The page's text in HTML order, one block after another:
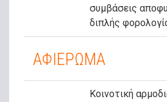
συμβάσεις
διπλής
ΑΦΙΕΡΩΜΑ
Κοινοτική